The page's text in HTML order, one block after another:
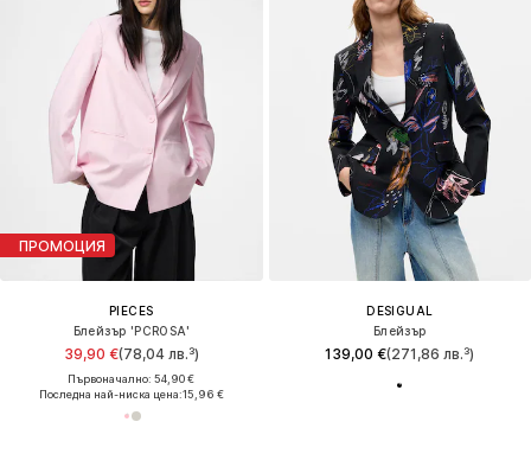
ПРОМОЦИЯ
PIECES
Блейзър 'PCROSA'
39,90 €(78,04 лв.³)
Първоначално: 54,90 €
Последна най-ниска цена:15,96 €
DESIGUAL
Блейзър
139,00 €(271,86 лв.³)